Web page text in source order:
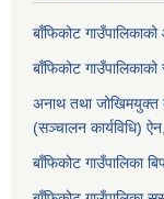
बाँफिकोट
बाँफिकोट
अनाथ तथा जोखिमयुक्त
(सञ्चालन कार्यविधि)
बाँफिकोट गाउँपालिका